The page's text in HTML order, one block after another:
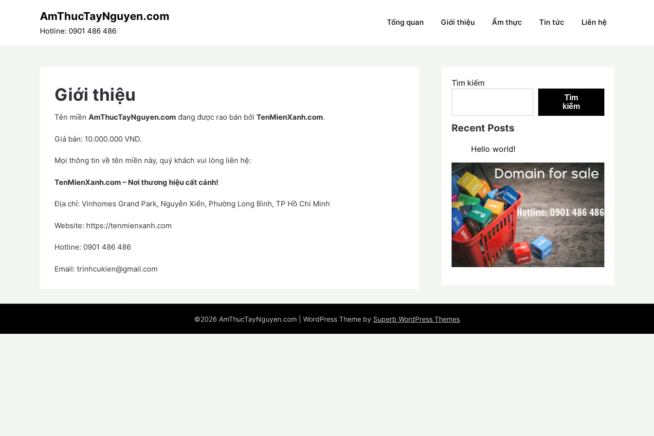
AmThucTayNguyen.com
Hotline: 0901 486 486
Tổng quan Giới thiệu Ẩm thực Tin tức Liên hệ
Giới thiệu
Tên miền AmThucTayNguyen.com đang được rao bán bởi TenMienXanh.com.
Giá bán: 10.000.000 VND.
Mọi thông tin về tên miền này, quý khách vui lòng liên hệ:
TenMienXanh.com – Nơi thương hiệu cất cánh!
Địa chỉ: Vinhomes Grand Park, Nguyễn Xiển, Phường Long Bình, TP Hồ Chí Minh
Website: https://tenmienxanh.com
Hotline: 0901 486 486
Email: trinhcukien@gmail.com
Tìm kiếm
Tìm
kiếm
Recent Posts
Hello world!
©2026 AmThucTayNguyen.com | WordPress Theme by Superb WordPress Themes